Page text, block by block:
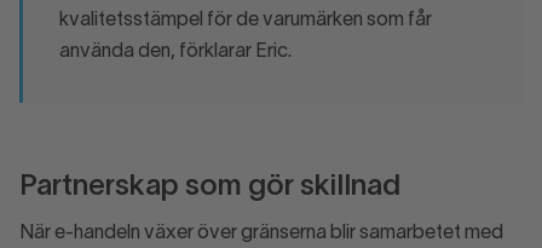
kvalitetsstämpel för de varumärken som får
använda den, förklarar Eric.
Partnerskap som gör skillnad
När e-handeln växer över gränserna blir samarbetet med